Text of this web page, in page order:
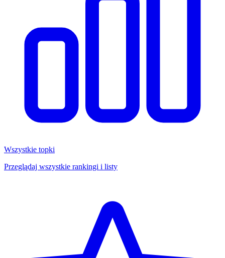
Wszystkie topki
Przeglądaj wszystkie rankingi i listy